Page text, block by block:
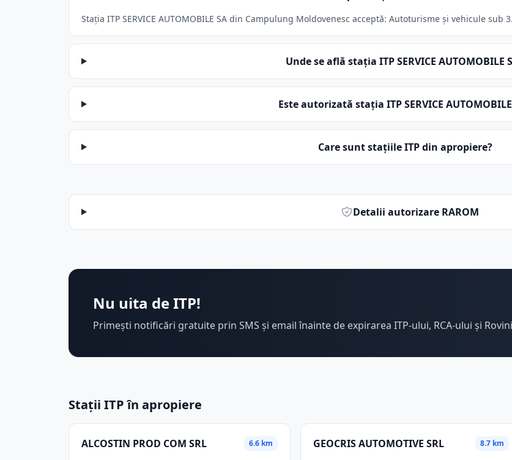
Stația ITP SERVICE AUTOMOBILE SA din Campulung Moldovenesc acceptă: Autoturisme și vehicule
Unde se află stația ITP SERVICE AUTOMOBILE
Este autorizată stația ITP SERVICE
Care sunt stațiile ITP din apropiere?
Detalii autorizare RAROM
Nu uita de ITP!
Primești notificări gratuite prin SMS și email înainte de expirarea ITP-ului, RCA-ului și
Stații ITP în apropiere
ALCOSTIN PROD COM SRL 6.6 km GEOCRIS AUTOMOTIVE SRL 8.7 km